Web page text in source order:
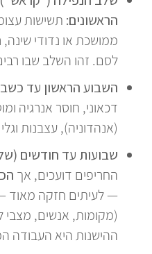
הראשונים: תשישות
ממושכת או נדודי
לסם. זהו השלב שבו
השבוע הראשון עד
דכאוני, חוסר אנרגיה
(אנהדוניה), עצבנות
שבועות עד חודשים
החריפים דועכים, אך
— לעיתים חזקה מאוד
(מקומות, אנשים, מצבי
ההישנות היא העבודה